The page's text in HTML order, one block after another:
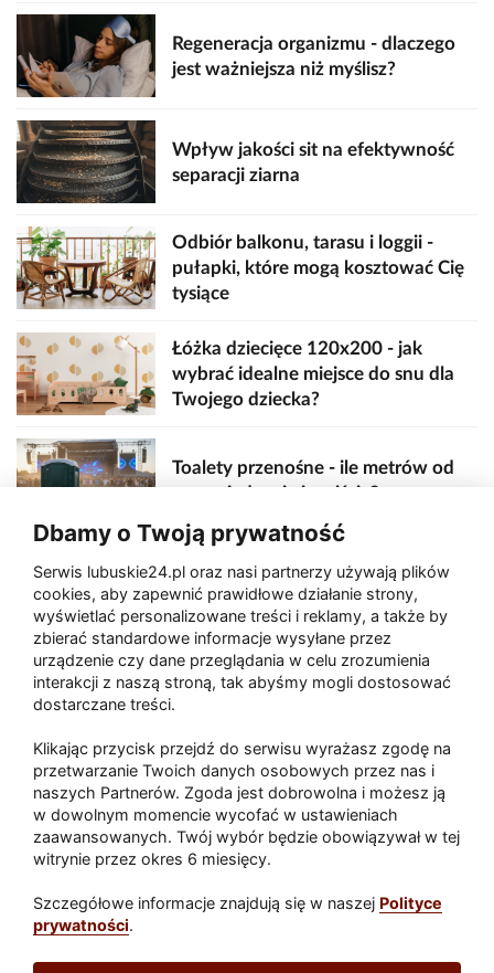
Regeneracja organizmu - dlaczego
jest ważniejsza niż myślisz?
Wpływ jakości sit na efektywność
separacji ziarna
Odbiór balkonu, tarasu i loggii -
pułapki, które mogą kosztować Cię
tysiące
Łóżka dziecięce 120x200 - jak
wybrać idealne miejsce do snu dla
Twojego dziecka?
Toalety przenośne - ile metrów od
sceny, jedzenia i wejścia?
Zaatakował seniora na "kwadracie"
Akcja po pożarze w Gorzowie.
Ruszyła rozbiórka ściany spalonej
Paliwa
Raport Dodaj raport
Sport
Lubuskie24.pl
Dbamy o Twoją prywatność
Serwis lubuskie24.pl oraz nasi partnerzy używają plików
cookies, aby zapewnić prawidłowe działanie strony,
wyświetlać personalizowane treści i reklamy, a także by
zbierać standardowe informacje wysyłane przez
urządzenie czy dane przeglądania w celu zrozumienia
interakcji z naszą stroną, tak abyśmy mogli dostosować
dostarczane treści.
Klikając przycisk przejdź do serwisu wyrażasz zgodę na
przetwarzanie Twoich danych osobowych przez nas i
naszych Partnerów. Zgoda jest dobrowolna i możesz ją
w dowolnym momencie wycofać w ustawieniach
zaawansowanych. Twój wybór będzie obowiązywał w tej
witrynie przez okres 6 miesięcy.
Szczegółowe informacje znajdują się w naszej Polityce
prywatności.